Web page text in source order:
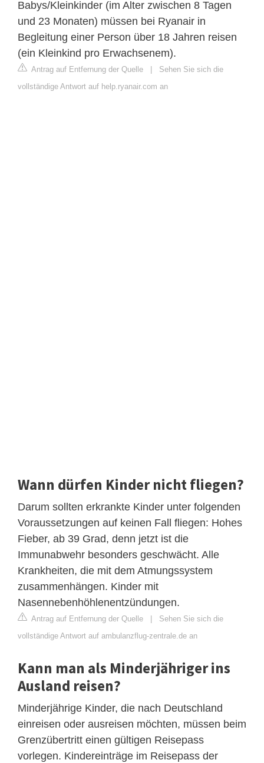
Babys/Kleinkinder (im Alter zwischen 8 Tagen
und 23 Monaten) müssen bei Ryanair in
Begleitung einer Person über 18 Jahren reisen
(ein Kleinkind pro Erwachsenem).
Antrag auf Entfernung der Quelle | Sehen Sie sich die
vollständige Antwort auf help.ryanair.com an
Wann dürfen Kinder nicht fliegen?
Darum sollten erkrankte Kinder unter folgenden
Voraussetzungen auf keinen Fall fliegen: Hohes
Fieber, ab 39 Grad, denn jetzt ist die
Immunabwehr besonders geschwächt. Alle
Krankheiten, die mit dem Atmungssystem
zusammenhängen. Kinder mit
Nasennebenhöhlenentzündungen.
Antrag auf Entfernung der Quelle | Sehen Sie sich die
vollständige Antwort auf ambulanzflug-zentrale.de an
Kann man als Minderjähriger ins
Ausland reisen?
Minderjährige Kinder, die nach Deutschland
einreisen oder ausreisen möchten, müssen beim
Grenzübertritt einen gültigen Reisepass
vorlegen. Kindereinträge im Reisepass der